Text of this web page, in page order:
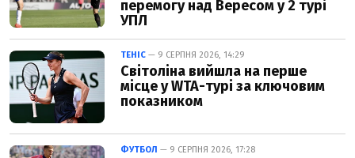
перемогу над Вересом у 2 турі
УПЛ
ТЕНІС — 9 СЕРПНЯ 2026, 14:29
Світоліна вийшла на перше
місце у WTA-турі за ключовим
показником
ФУТБОЛ — 9 СЕРПНЯ 2026, 17:28